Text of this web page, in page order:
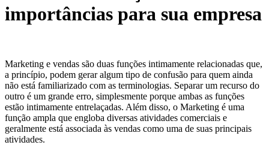
importâncias para sua empresa
Marketing e vendas são duas funções intimamente relacionadas que,
a princípio, podem gerar algum tipo de confusão para quem ainda
não está familiarizado com as terminologias. Separar um recurso do
outro é um grande erro, simplesmente porque ambas as funções
estão intimamente entrelaçadas. Além disso, o Marketing é uma
função ampla que engloba diversas atividades comerciais e
geralmente está associada às vendas como uma de suas principais
atividades.